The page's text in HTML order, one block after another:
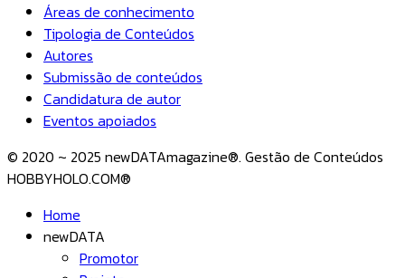
Áreas de conhecimento
Tipologia de Conteúdos
Autores
Submissão de conteúdos
Candidatura de autor
Eventos apoiados
© 2020 ~ 2025 newDATAmagazine®. Gestão de Conteúdos
HOBBYHOLO.COM®
Home
newDATA
Promotor